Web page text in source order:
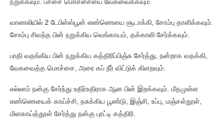
வாணலியில் 2 டேபிள்ஸ்பூன் எண்ணெயை சூடாக்கி, சோம்பு தாளிக்கவும்.
சோம்பு சிவந்த பின் நறுக்கிய வெங்காயம், தக்காளி சேர்க்கவும்.
பாதி வதங்கிய பின் நறுக்கிய கத்திரிப்பிஞ்சு சேர்த்து, நன்றாக வதக்கி,
வேகவைத்த மொச்சை, அரை கப் நீர் விட்டுக் கிளறவும்.
எல்லாம் நன்கு சேர்ந்து உதிர்உதிராக ஆன பின் இறக்கவும். மீதமுள்ள
எண்ணெயைக் காய்ச்சி, நசுக்கிய பூண்டு, இஞ்சி, உப்பு, மஞ்சள்தூள்,
மிளகாய்த்தூள் சேர்த்து நன்கு புரட்டி கத்திரி.